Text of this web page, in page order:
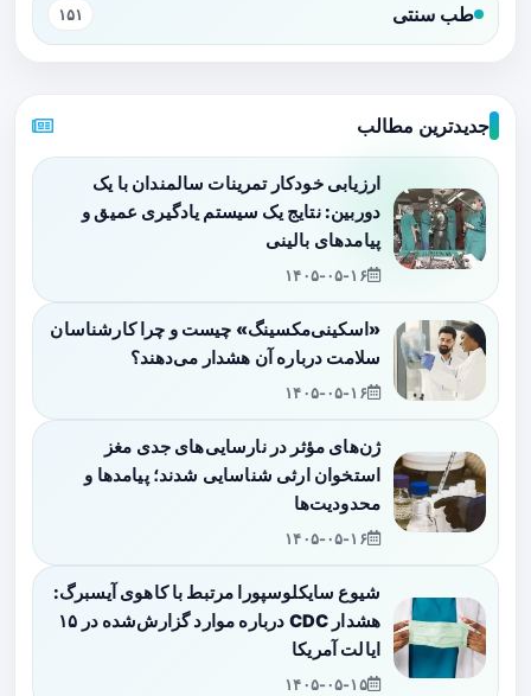
طب سنتی ۱۵۱
جدیدترین مطالب
ارزیابی خودکار تمرینات سالمندان با یک
دوربین: نتایج یک سیستم یادگیری عمیق و
پیامدهای بالینی
۱۴۰۵-۰۵-۱۶
«اسکینی‌مکسینگ» چیست و چرا کارشناسان
سلامت درباره آن هشدار می‌دهند؟
۱۴۰۵-۰۵-۱۶
ژن‌های مؤثر در نارسایی‌های جدی مغز
استخوان ارثی شناسایی شدند؛ پیامدها و
محدودیت‌ها
۱۴۰۵-۰۵-۱۶
شیوع سایکلوسپورا مرتبط با کاهوی آیسبرگ:
هشدار CDC درباره موارد گزارش‌شده در ۱۵
ایالت آمریکا
۱۴۰۵-۰۵-۱۵